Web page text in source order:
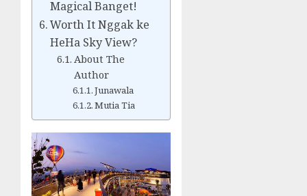
Magical Banget!
Worth It Nggak ke
HeHa Sky View?
About The
Author
Junawala
Mutia Tia